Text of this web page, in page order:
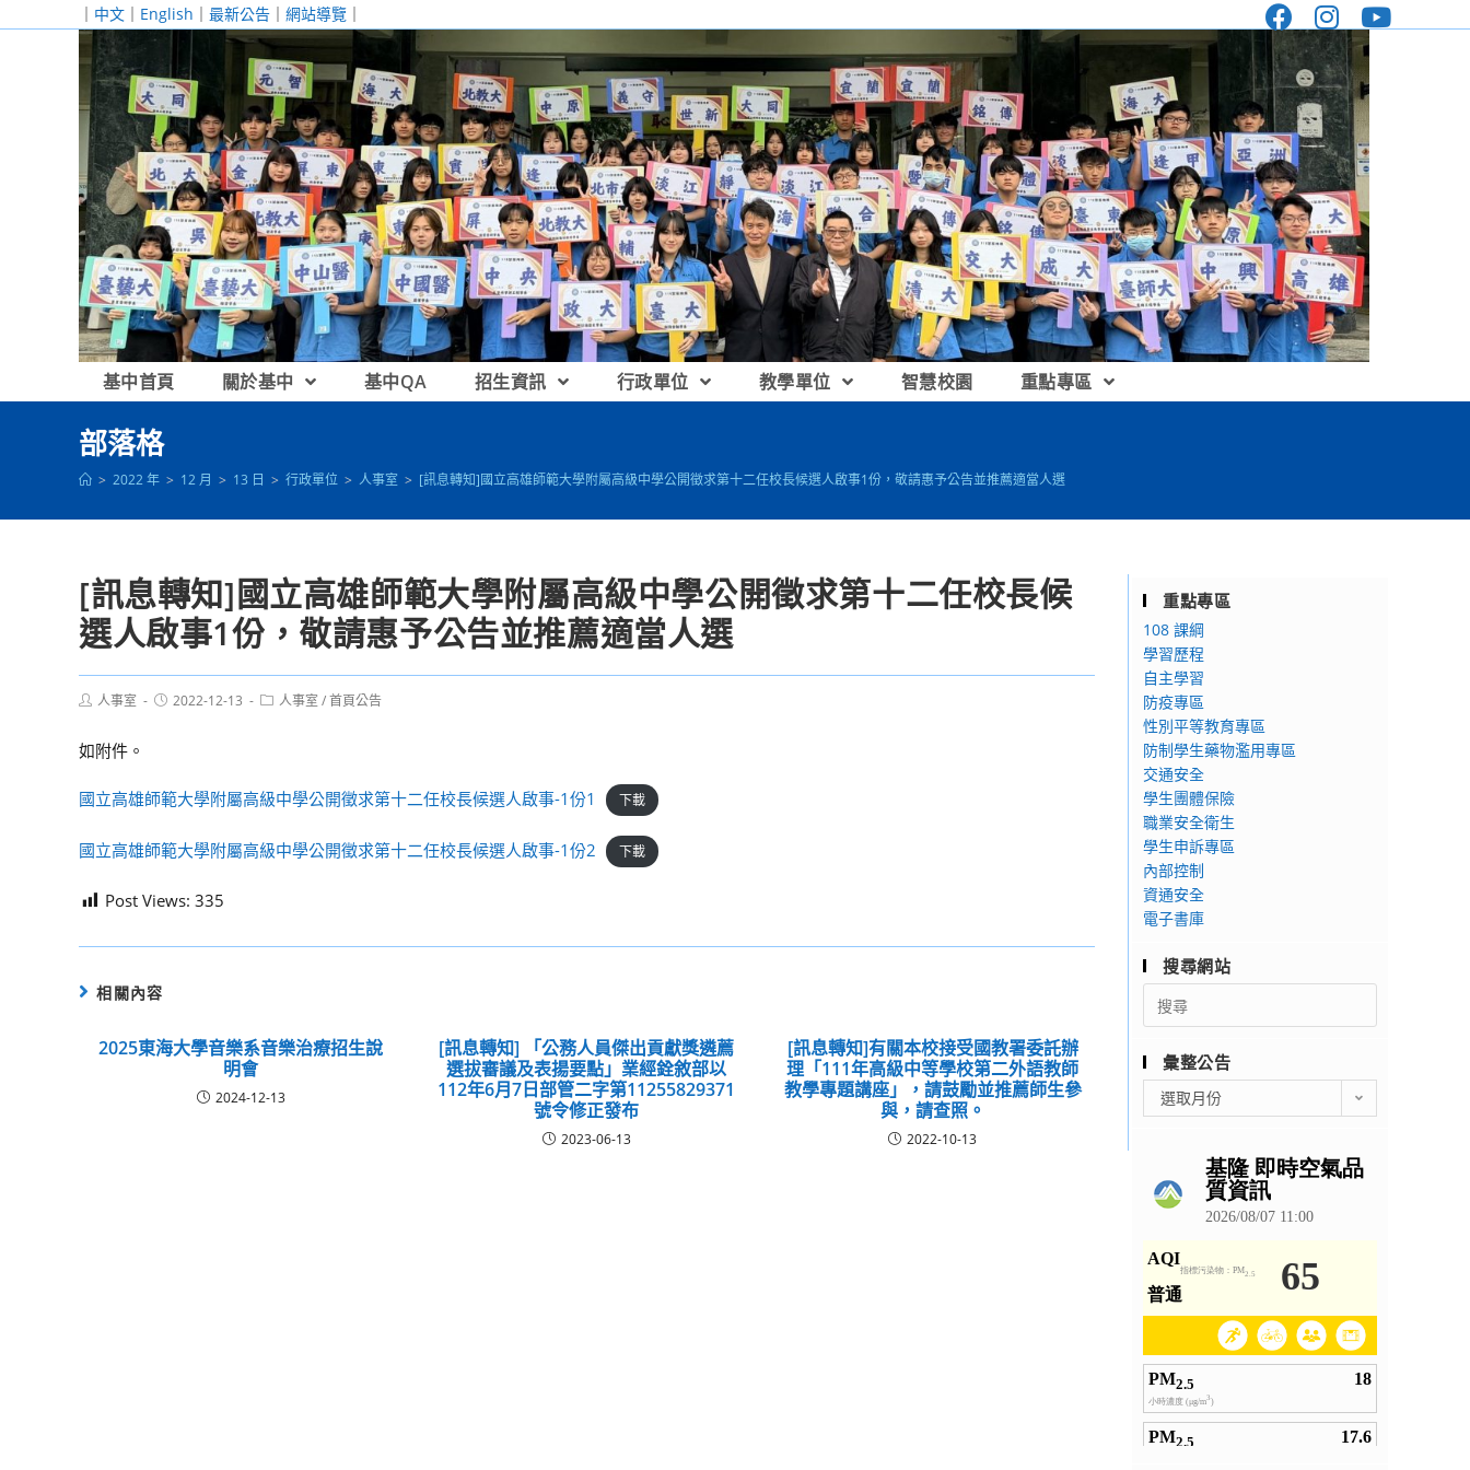
｜ 中文 ｜ English ｜ 最新公告 ｜ 網站導覽 ｜
基中首頁 關於基中 基中QA 招生資訊 行政單位 教學單位 智慧校園 重點專區
部落格
> 2022 年 > 12 月 > 13 日 > 行政單位 > 人事室 > [訊息轉知]國立高雄師範大學附屬高級中學公開徵求第十二任校長候選人啟事1份，敬請惠予公告並推薦適當人選
[訊息轉知]國立高雄師範大學附屬高級中學公開徵求第十二任校長候
選人啟事1份，敬請惠予公告並推薦適當人選
Post人事室
Post2022-12-13
Post人事室 /首頁公告
如附件。
國立高雄師範大學附屬高級中學公開徵求第十二任校長候選人啟事-1份1 下載
國立高雄師範大學附屬高級中學公開徵求第十二任校長候選人啟事-1份2 下載
Post Views: 335
相關內容
2025東海大學音樂系音樂治療招生說
明會
2024-12-13
[訊息轉知] 「公務人員傑出貢獻獎遴薦
選拔審議及表揚要點」業經銓敘部以
112年6月7日部管二字第11255829371
號令修正發布
2023-06-13
[訊息轉知]有關本校接受國教署委託辦
理「111年高級中等學校第二外語教師
教學專題講座」，請鼓勵並推薦師生參
與，請查照。
2022-10-13
重點專區
108 課綱
學習歷程
自主學習
防疫專區
性別平等教育專區
防制學生藥物濫用專區
交通安全
學生團體保險
職業安全衛生
學生申訴專區
內部控制
資通安全
電子書庫
搜尋網站
Search
for:
彙整公告
整
選取月份